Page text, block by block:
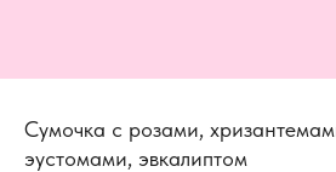
Сумочка с розами,
эустомами, эвкалиптом